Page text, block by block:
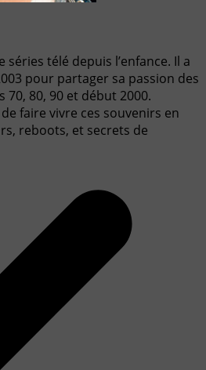
télé depuis l’enfance. Il a
pour partager sa passion des
70, 80, 90 et début 2000.
faire vivre ces souvenirs en
reboots, et secrets de